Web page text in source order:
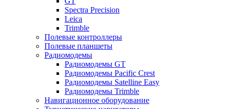
Spectra Precision
Leica
Trimble
Полевые контроллеры
Полевые планшеты
Радиомодемы
Радиомодемы GT
Радиомодемы Pacific Crest
Радиомодемы Satelline Easy
Радиомодемы Trimble
Навигационное оборудование